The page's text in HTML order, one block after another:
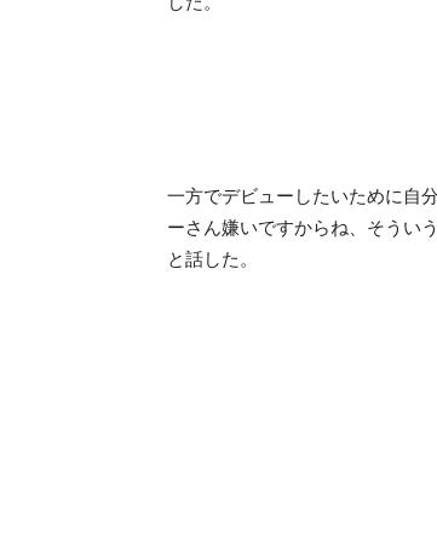
一方でデビューしたいために自
ーさん嫌いですからね、そうい
と話した。